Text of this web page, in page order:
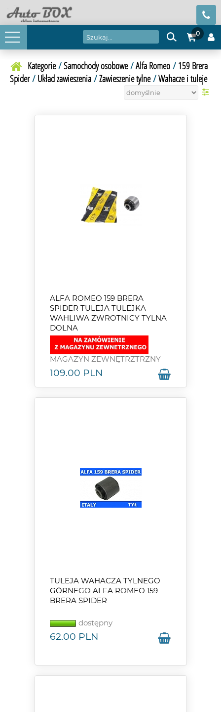
0
Kategorie/Samochody osobowe/Alfa Romeo/ 159 Brera
Spider/ Układ zawieszenia /Zawieszenie tylne/Wahacze i tuleje
ALFA ROMEO 159 BRERA
SPIDER TULEJA TULEJKA
WAHLIWA ZWROTNICY TYLNA
DOLNA
MAGAZYN ZEWNĘTRZTRZNY
109.00 PLN
TULEJA WAHACZA TYLNEGO
GÓRNEGO ALFA ROMEO 159
BRERA SPIDER
dostępny
62.00 PLN